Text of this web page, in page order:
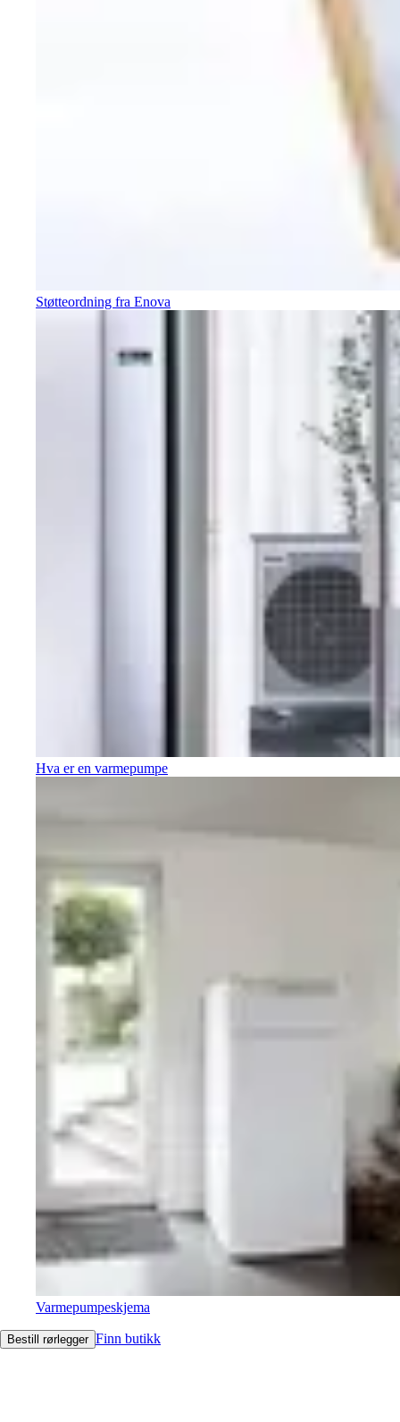
Støtteordning fra Enova
Hva er en varmepumpe
Varmepumpeskjema
Bestill rørlegger Finn butikk